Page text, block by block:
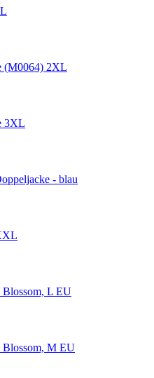
(M0064) 2XL
3XL
- blau
Blossom, L EU
Blossom, M EU